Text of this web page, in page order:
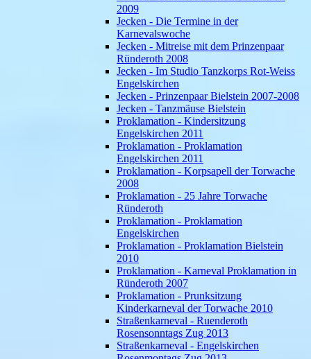
2009
Jecken - Die Termine in der
Karnevalswoche
Jecken - Mitreise mit dem Prinzenpaar
Ründeroth 2008
Jecken - Im Studio Tanzkorps Rot-Weiss
Engelskirchen
Jecken - Prinzenpaar Bielstein 2007-2008
Jecken - Tanzmäuse Bielstein
Proklamation - Kindersitzung
Engelskirchen 2011
Proklamation - Proklamation
Engelskirchen 2011
Proklamation - Korpsapell der Torwache
2008
Proklamation - 25 Jahre Torwache
Ründeroth
Proklamation - Proklamation
Engelskirchen
Proklamation - Proklamation Bielstein
2010
Proklamation - Karneval Proklamation in
Ründeroth 2007
Proklamation - Prunksitzung
Kinderkarneval der Torwache 2010
Straßenkarneval - Ruenderoth
Rosensonntags Zug 2013
Straßenkarneval - Engelskirchen